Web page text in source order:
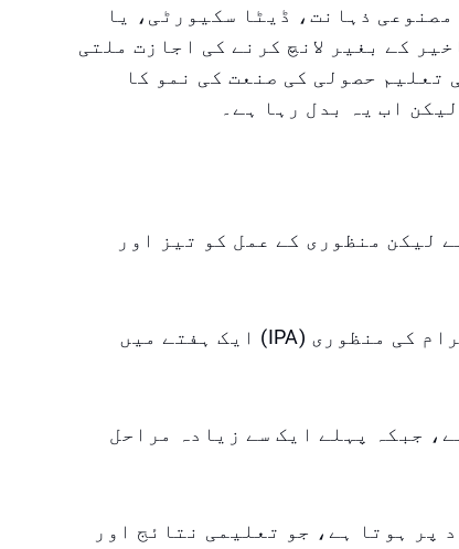
ذہانت، ڈیٹا سکیورٹی، یا
کے بغیر لانچ کرنے کی اجازت ملتی
تعلیم حصولی کی صنعت کی نمو کا
اب یہ بدل رہا ہے۔
لیکن منظوری کے عمل کو تیز اور
ادارے کی اجازت نامہ (IIL) اور پروگرام کی منظوری (IPA) ایک ہفتے میں
جبکہ پہلے ایک سے زیادہ مراحل
پر ہوتا ہے، جو تعلیمی نتائج اور